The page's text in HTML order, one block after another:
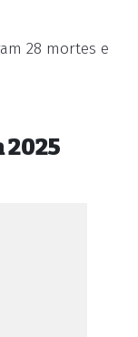
28 mortes e
2025